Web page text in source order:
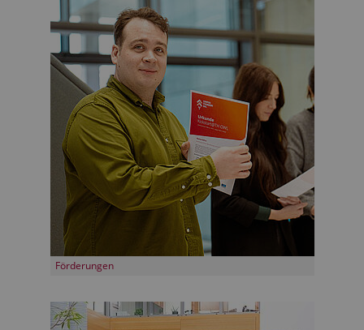
Förderungen